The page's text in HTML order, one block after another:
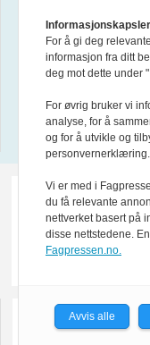
Les mer i
Design
For å gi deg
informasjon fra ditt
deg mot dette under
For øvrig bruker vi
analyse, for å
og for å utvikle og
personvernerklæring.
Vi er med i
du få relevante
nettverket basert på
disse nettstedene.
Fagpressen.no.
Avvis alle